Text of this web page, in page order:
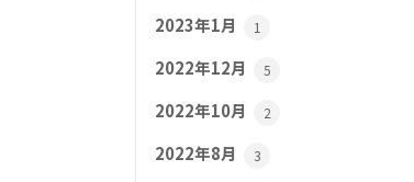
2023年1月 1
2022年12月 5
2022年10月 2
2022年8月 3